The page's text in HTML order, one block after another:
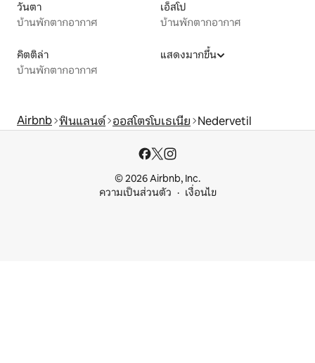
วันตา
บ้านพักตากอากาศ
เอ็สโป
บ้านพักตากอากาศ
คิตติล่า
บ้านพักตากอากาศ
แสดงมากขึ้น
Airbnb ฟินแลนด์ ออสโตรโบเธเนีย Nedervetil
© 2026 Airbnb, Inc.
ความเป็นส่วนตัว
เงื่อนไข